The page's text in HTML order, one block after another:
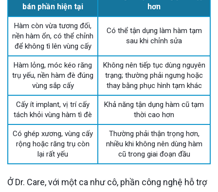
bán phần hiện tại
hơn
Hàm còn vừa tương đối,
nền hàm ổn, có thể chỉnh
để không tì lên vùng cấy
Có thể tận dụng làm hàm tạm
sau khi chỉnh sửa
Hàm lỏng, móc kéo răng
trụ yếu, nền hàm đè đúng
vùng sắp cấy
Không nên tiếp tục dùng nguyên
trạng; thường phải ngưng hoặc
thay bằng phục hình tạm khác
Cấy ít implant, vị trí cấy
tách khỏi vùng hàm tì đè
Khả năng tận dụng hàm cũ tạm
thời cao hơn
Có ghép xương, vùng cấy
rộng hoặc răng trụ còn
lại rất yếu
Thường phải thận trọng hơn,
nhiều khi không nên dùng hàm
cũ trong giai đoạn đầu
Ở Dr. Care, với một ca như cô, phần công nghệ hỗ trợ